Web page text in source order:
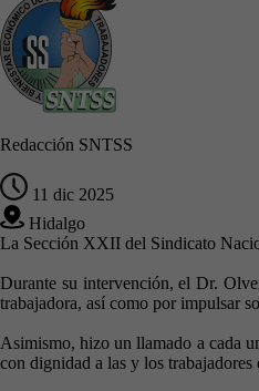
Redacción SNTSS
11 dic 2025
Hidalgo
La Sección XXII del Sindicato
Durante su intervención, el Dr.
trabajadora, así como por impulsar
Asimismo, hizo un llamado a cada
con dignidad a las y los